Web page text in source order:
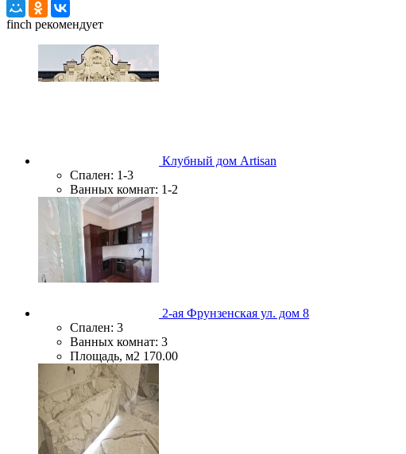
finch рекомендует
Клубный дом Artisan
Спален: 1-3
Ванных комнат: 1-2
2-ая Фрунзенская ул. дом 8
Спален: 3
Ванных комнат: 3
Площадь, м2 170.00